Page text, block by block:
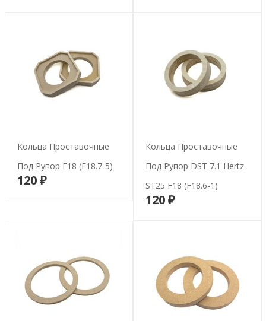
Кольца Проставочные
Под Рупор F18 (F18.7-5)
120 ₽В корзину
Кольца Проставочные
Под Рупор DST 7.1 Hertz
ST25 F18 (F18.6-1)
120 ₽В корзину